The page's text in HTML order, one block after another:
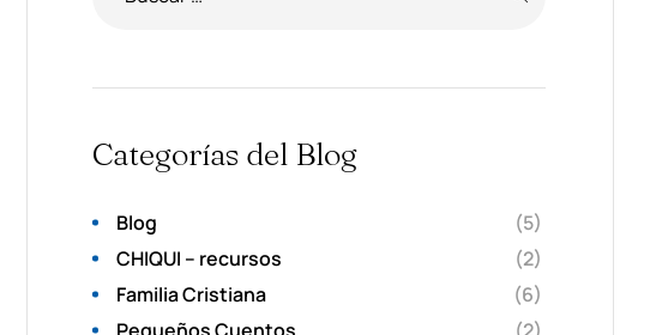
Categorías del Blog
Blog
(5)
CHIQUI – recursos
(2)
Familia Cristiana
(6)